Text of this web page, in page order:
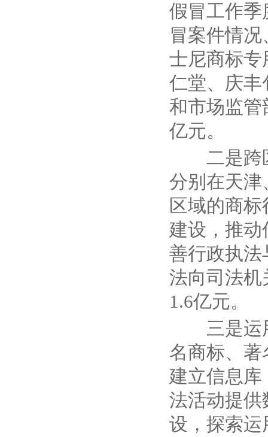
假冒工作季
冒案件情
士尼商标专
仁堂、庆丰
和市场监管
亿元。
二是跨
分别在天津
区域的商
建设，推
善行政执法
法向司法机
1.6亿元。
三是运
名商标、
建立信息
法活动提供
设，探索运